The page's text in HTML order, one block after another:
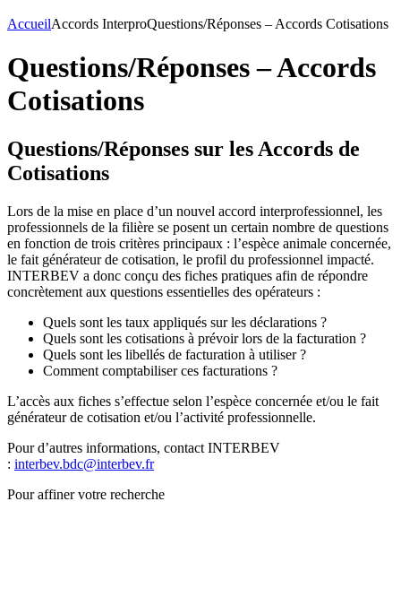
AccueilAccords InterproQuestions/Réponses – Accords Cotisations
Questions/Réponses – Accords
Cotisations
Questions/Réponses sur les Accords de
Cotisations
Lors de la mise en place d’un nouvel accord interprofessionnel, les
professionnels de la filière se posent un certain nombre de questions
en fonction de trois critères principaux : l’espèce animale concernée,
le fait générateur de cotisation, le profil du professionnel impacté.
INTERBEV a donc conçu des fiches pratiques afin de répondre
concrètement aux questions essentielles des opérateurs :
Quels sont les taux appliqués sur les déclarations ?
Quels sont les cotisations à prévoir lors de la facturation ?
Quels sont les libellés de facturation à utiliser ?
Comment comptabiliser ces facturations ?
L’accès aux fiches s’effectue selon l’espèce concernée et/ou le fait
générateur de cotisation et/ou l’activité professionnelle.
Pour d’autres informations, contact INTERBEV
: interbev.bdc@interbev.fr
Pour affiner votre recherche